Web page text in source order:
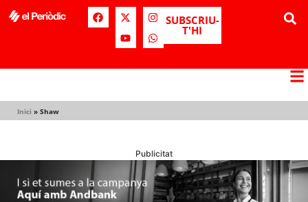
SUBSCRIU-
T'HI
Inici » Shaw
Publicitat